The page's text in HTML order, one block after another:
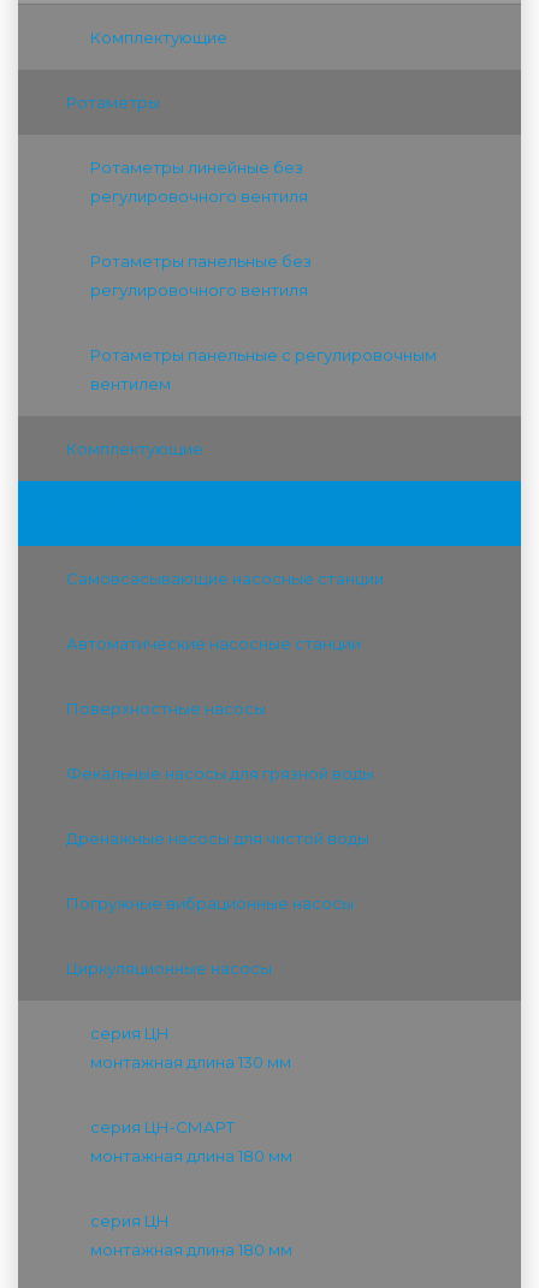
Комплектующие
Ротаметры
Ротаметры линейные без
регулировочного вентиля
Ротаметры панельные без
регулировочного вентиля
Ротаметры панельные с регулировочным
вентилем
Комплектующие
Самовсасывающие насосные станции
Автоматические насосные станции
Поверхностные насосы
Фекальные насосы для грязной воды
Дренажные насосы для чистой воды
Погружные вибрационные насосы
Циркуляционные насосы
серия ЦН
монтажная длина 130 мм
серия ЦН-СМАРТ
монтажная длина 180 мм
серия ЦН
монтажная длина 180 мм